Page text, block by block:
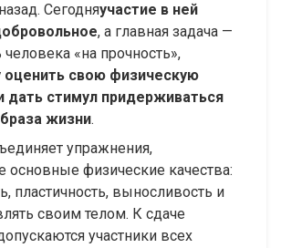
Сегодняучастие в ней
, а главная задача —
«на прочность»,
оценить свою физическую
дать стимул придерживаться
жизни.
упражнения,
физические качества:
пластичность, выносливость и
своим телом. К сдаче
участники всех